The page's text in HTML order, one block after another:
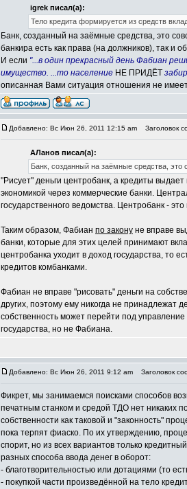
igrek писал(а):
Тело кредита формируется из средств
Банк, созданный на заёмные средства, это
банкира есть как права (на должников), так и
И если "...в один прекрасный день Фабиан
имущество. ...то население НЕ ПРИДЁТ
описанная Вами ситуация отношения не
Добавлено: Вс Июн 26, 2011 12:15 am Заголовок
АЛанов писал(а):
Банк, созданный на заёмные средства,
"Рисует" деньги центробанк, а кредиты
экономикой через коммерческие банки.
государственного ведомства. Центробанк -
Таким образом, Фабиан по закону не вправе
банки, которые для этих целей принимают
центробанка уходит в доход государства, то
кредитов комбанками.
Фабиан не вправе "рисовать" деньги на
других, поэтому ему никогда не принадлежат
собственность может перейти под
государства, но не Фабиана.
Добавлено: Вс Июн 26, 2011 9:12 am Заголовок
Фикрет, мы занимаемся поисками способов
печатным станком и средой ТДО нет никаких
собственности как таковой и "законность"
пока терпят фиаско. По их утверждению,
спорит, но из всех вариантов только
разных способа ввода денег в оборот:
- благотворительностью или дотациями (то
- покупкой части произведённой на тело